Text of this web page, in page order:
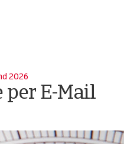
2026
per E-Mail